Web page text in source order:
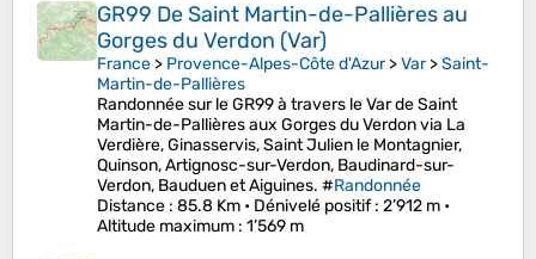
GR99 De Saint Martin-de-Pallières au
Gorges du Verdon (Var)
France > Provence-Alpes-Côte d'Azur>Var>Saint-
Martin-de-Pallières
Randonnée sur le GR99 à travers le Var de Saint
Martin-de-Pallières aux Gorges du Verdon via La
Verdière, Ginasservis, Saint Julien le Montagnier,
Quinson, Artignosc-sur-Verdon, Baudinard-sur-
Verdon, Bauduen et Aiguines. #Randonnée
Distance : 85.8 Km • Dénivelé positif: 2’912 m •
Altitude maximum : 1’569 m